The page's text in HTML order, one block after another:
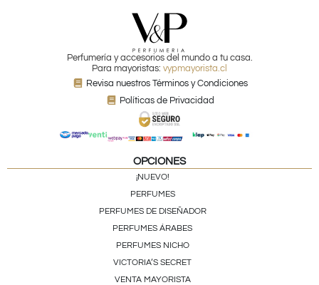
Perfumería y accesorios del mundo a tu casa.
Para mayoristas: vypmayorista.cl
Revisa nuestros Términos y Condiciones
Políticas de Privacidad
OPCIONES
¡NUEVO!
PERFUMES
PERFUMES DE DISEÑADOR
PERFUMES ÁRABES
PERFUMES NICHO
VICTORIA’S SECRET
VENTA MAYORISTA